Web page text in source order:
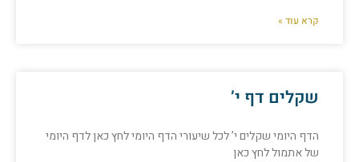
קרא עוד »
שקלים דף י’
הדף היומי שקלים י’ לכל שיעורי הדף היומי לחץ כאן לדף היומי
של אתמול לחץ כאן